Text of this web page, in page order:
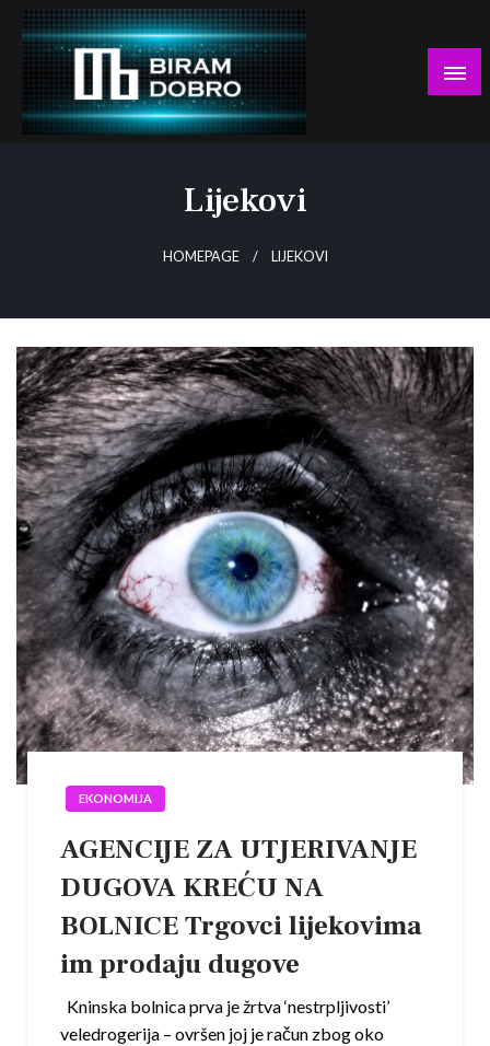
Skip
content
Lijekovi
HOMEPAGE LIJEKOVI
EKONOMIJA
AGENCIJE ZA UTJERIVANJE
DUGOVA KREĆU NA
BOLNICE Trgovci lijekovima
im prodaju dugove
Kninska bolnica prva je žrtva ‘nestrpljivosti’
veledrogerija – ovršen joj je račun zbog oko